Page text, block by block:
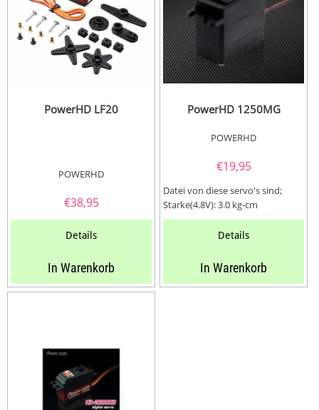
PowerHD LF20
POWERHD
€38,95
Details
In Warenkorb
PowerHD 1250MG
POWERHD
€19,95
Datei von diese servo's sind;
Starke(4.8V): 3.0 kg-cm
Starke(6.0V): 3.5 kg-cm
Geschwindigkeit:...
Details
In Warenkorb